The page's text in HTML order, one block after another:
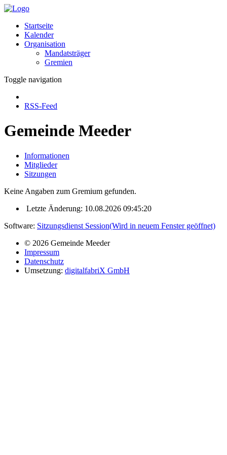
Startseite
Kalender
Organisation
Mandatsträger
Gremien
Toggle navigation
RSS-Feed
Gemeinde Meeder
Informationen
Mitglieder
Sitzungen
Keine Angaben zum Gremium gefunden.
Letzte Änderung: 10.08.2026 09:45:20
Software: Sitzungsdienst Session(Wird in neuem Fenster geöffnet)
© 2026 Gemeinde Meeder
Impressum
Datenschutz
Umsetzung: digitalfabriX GmbH